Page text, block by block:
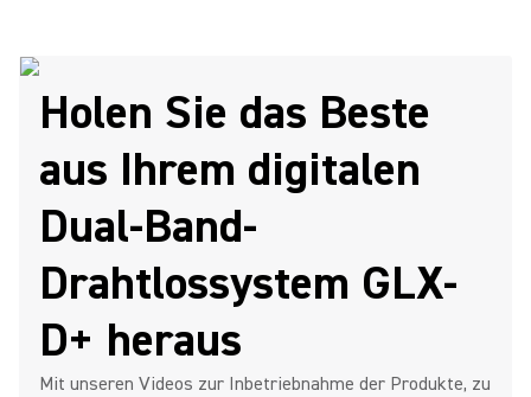
GLX-D+ Sender rücksetzen
Ein digitales drahtloses GLX-D+
Mehrkanal-System einrichten
Holen Sie das Beste
aus Ihrem digitalen
Dual-Band-
Drahtlossystem GLX-
D+ heraus
Mit unseren Videos zur Inbetriebnahme der Produkte, zu